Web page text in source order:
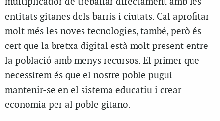
multiplicador de treballar directament amb les
entitats gitanes dels barris i ciutats. Cal aprofitar
molt més les noves tecnologies, també, però és
cert que la bretxa digital està molt present entre
la població amb menys recursos. El primer que
necessitem és que el nostre poble pugui
mantenir-se en el sistema educatiu i crear
economia per al poble gitano.